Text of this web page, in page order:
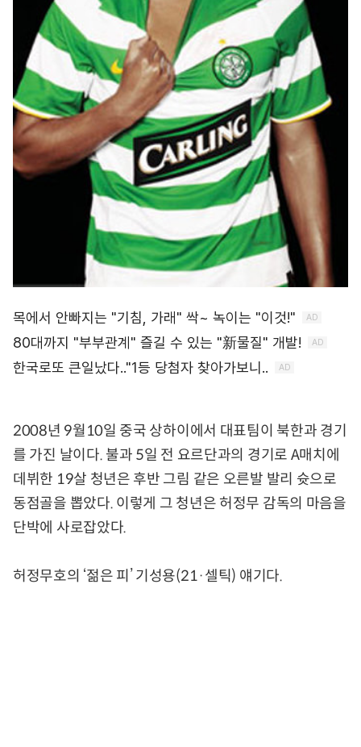
2008년 9월10일 중국 상하이에서 대표팀이 북한과 경기
를 가진 날이다. 불과 5일 전 요르단과의 경기로 A매치에
데뷔한 19살 청년은 후반 그림 같은 오른발 발리 슛으로
동점골을 뽑았다. 이렇게 그 청년은 허정무 감독의 마음을
단박에 사로잡았다.
허정무호의 ‘젊은 피’ 기성용(21·셀틱) 얘기다.